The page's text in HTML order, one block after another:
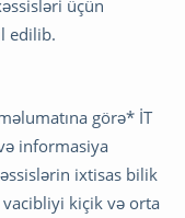
üçün
edilib.
görə* İT
informasiya
ixtisas bilik
vacibliyi kiçik və orta